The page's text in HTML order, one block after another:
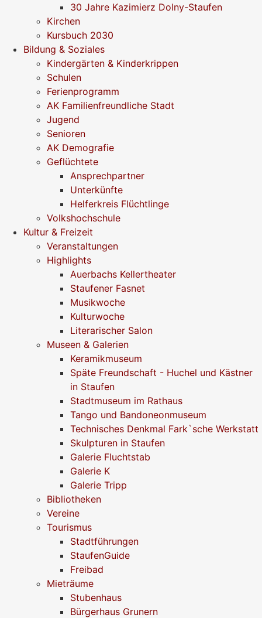
30 Jahre Kazimierz Dolny-Staufen
Kirchen
Kursbuch 2030
Bildung & Soziales
Kindergärten & Kinderkrippen
Schulen
Ferienprogramm
AK Familienfreundliche Stadt
Jugend
Senioren
AK Demografie
Geflüchtete
Ansprechpartner
Unterkünfte
Helferkreis Flüchtlinge
Volkshochschule
Kultur & Freizeit
Veranstaltungen
Highlights
Auerbachs Kellertheater
Staufener Fasnet
Musikwoche
Kulturwoche
Literarischer Salon
Museen & Galerien
Keramikmuseum
Späte Freundschaft - Huchel und Kästner
in Staufen
Stadtmuseum im Rathaus
Tango und Bandoneonmuseum
Technisches Denkmal Fark`sche Werkstatt
Skulpturen in Staufen
Galerie Fluchtstab
Galerie K
Galerie Tripp
Bibliotheken
Vereine
Tourismus
Stadtführungen
StaufenGuide
Freibad
Mieträume
Stubenhaus
Bürgerhaus Grunern